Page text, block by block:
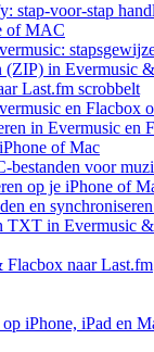
stap-voor-stap
of MAC
in Evermusic
Last.fm scrobbelt
en Flacbox
in Evermusic en
of Mac
bestanden voor
op je iPhone of
en
TXT in Evermusic
Flacbox naar Last.fm
iPhone, iPad en